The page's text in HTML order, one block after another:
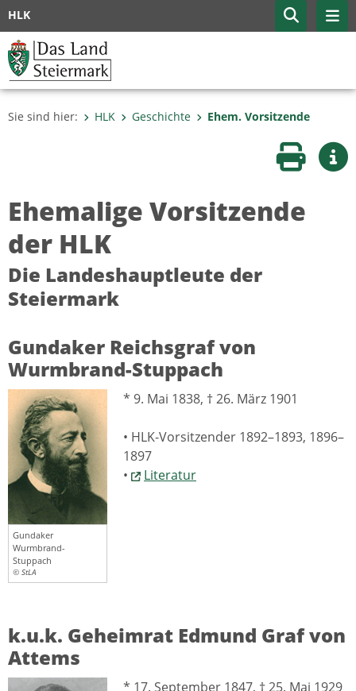
HLK
Sie sind hier: HLK Geschichte Ehem. Vorsitzende
Seite
Ehemalige Vorsitzende
der HLK
Die Landeshauptleute der
Steiermark
Gundaker Reichsgraf von
Wurmbrand-Stuppach
Gundaker
Wurmbrand-
Stuppach
© StLA
* 9. Mai 1838, † 26. März 1901
• HLK-Vorsitzender 1892–1893, 1896–
1897
•
Literatur
k.u.k. Geheimrat Edmund Graf von
Attems
* 17. September 1847, † 25. Mai 1929